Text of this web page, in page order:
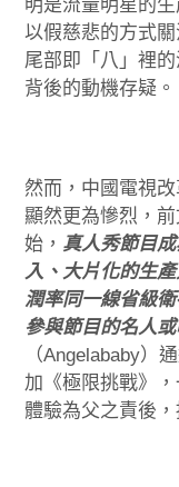
明是流量明星的
以假慈悲的方式
尾部即「八」裡
背後的動機存疑。
然而，中國電視
顯然更為慘烈，
始， 真人秀節目
入、大片化的生
潤率同一線省級
參與節目的名人
（Angelababy）
加《極限挑戰》
體驗為父之責後